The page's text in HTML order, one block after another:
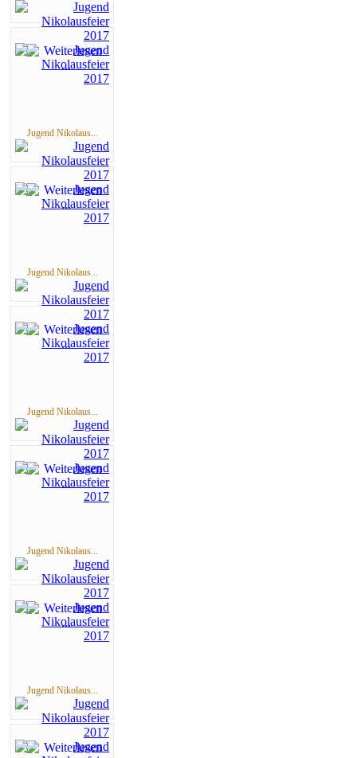
Jugend Nikolaus...
Jugend Nikolaus...
Jugend Nikolaus...
Jugend Nikolaus...
Jugend Nikolaus...